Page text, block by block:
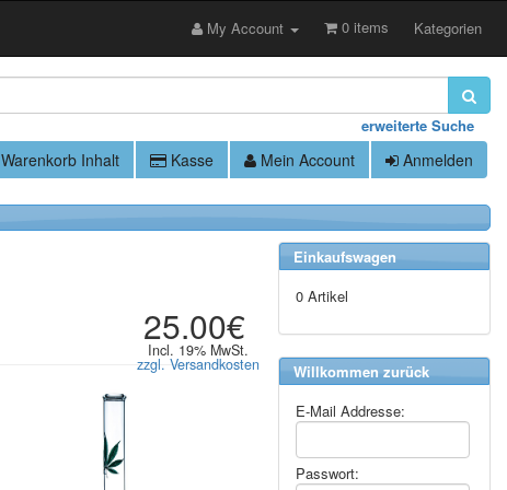
erweiterte Suche
Warenkorb Inhalt Kasse Mein Account Anmelden
25.00€
Incl. 19% MwSt.
zzgl. Versandkosten
Einkaufswagen
0 Artikel
Willkommen zurück
E-Mail Addresse:
Passwort:
My Account 0 items Kategorien